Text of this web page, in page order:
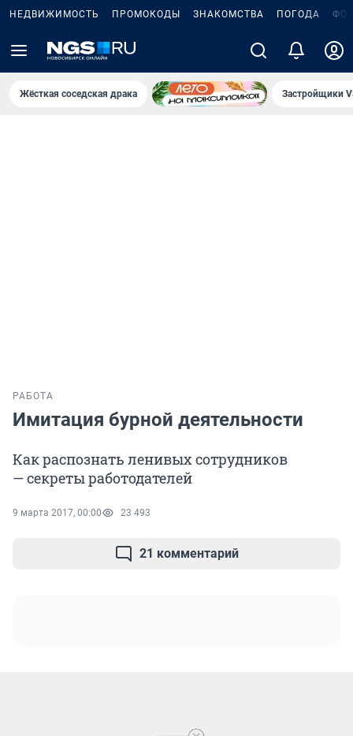
НЕДВИЖИМОСТЬ ПРОМОКОДЫ ЗНАКОМСТВА ПОГОДА
Жёсткая соседская драка Застройщики
РАБОТА
Имитация бурной деятельности
Как распознать ленивых сотрудников
— секреты работодателей
9 марта 2017, 00:00 23 493
21 комментарий